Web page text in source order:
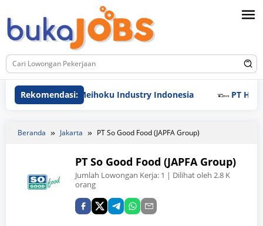
ke
konten
Rekomendasi:
PT Meihoku Industry Indonesia PT
Beranda Jakarta PT So Good Food (JAPFA Group)
PT So Good Food (JAPFA Group)
Jumlah Lowongan Kerja: 1 | Dilihat oleh 2.8 K
orang